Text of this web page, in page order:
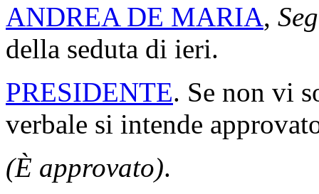
ANDREA DE MARIA,
della seduta di ieri.
PRESIDENTE. Se non vi
verbale si intende
(È approvato).